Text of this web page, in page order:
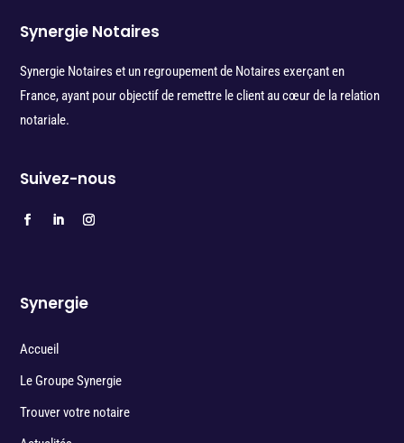
Synergie Notaires
Synergie Notaires et un regroupement de Notaires exerçant en
France, ayant pour objectif de remettre le client au cœur de la relation
notariale.
Suivez-nous
Synergie
Accueil
Le Groupe Synergie
Trouver votre notaire